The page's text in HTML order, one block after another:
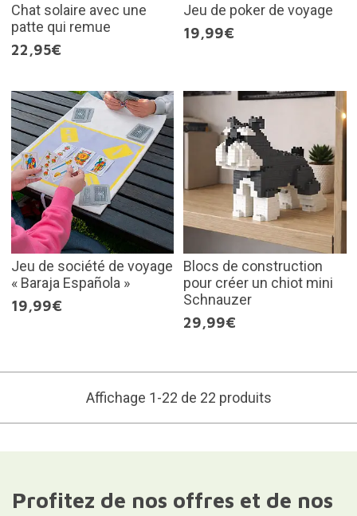
Chat solaire avec une
patte qui remue
22,95€
Jeu de poker de voyage
19,99€
Jeu de société de voyage
« Baraja Española »
19,99€
Blocs de construction
pour créer un chiot mini
Schnauzer
29,99€
Affichage 1-22 de 22 produits
Profitez de nos offres et de nos